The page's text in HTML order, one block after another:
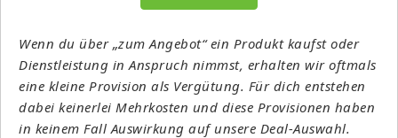
Wenn du über „zum Angebot“ ein Produkt kaufst oder
Dienstleistung in Anspruch nimmst, erhalten wir oftmals
eine kleine Provision als Vergütung. Für dich entstehen
dabei keinerlei Mehrkosten und diese Provisionen haben
in keinem Fall Auswirkung auf unsere Deal-Auswahl.